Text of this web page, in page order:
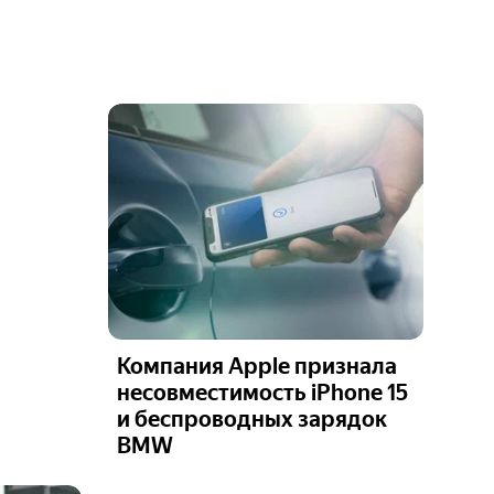
Компания Apple признала
несовместимость iPhone 15
и беспроводных зарядок
BMW